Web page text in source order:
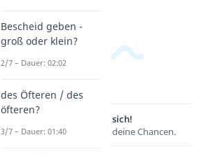
Lernen lohnt sich!
Entdecke hier deine Chancen.
Bescheid geben -
groß oder klein?
2/7 – Dauer: 02:02
des Öfteren / des
öfteren?
3/7 – Dauer: 01:40